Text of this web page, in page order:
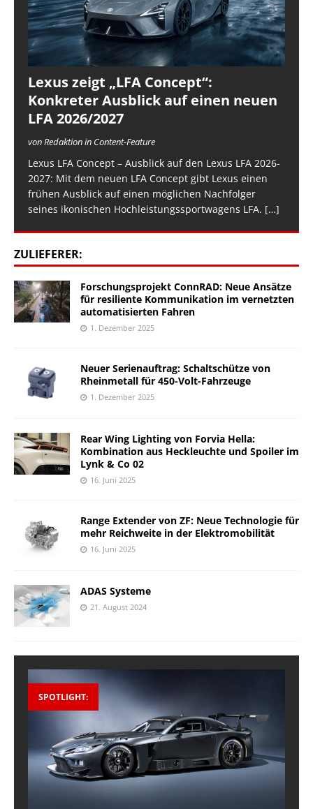
Lexus zeigt „LFA Concept“:
Konkreter Ausblick auf einen neuen
LFA 2026/2027
von Redaktion in Content-Feature
Lexus LFA Concept – Ausblick auf den Lexus LFA 2026-
2027: Mit dem neuen LFA Concept gibt Lexus einen
frühen Ausblick auf einen möglichen Nachfolger
seines ikonischen Hochleistungssportwagens LFA. […]
ZULIEFERER:
Forschungsprojekt ConnRAD: Neue Ansätze
für resiliente Kommunikation im vernetzten
automatisierten Fahren
1. Dezember 2025
Neuer Serienauftrag: Schaltschütze von
Rheinmetall für 450-Volt-Fahrzeuge
1. Dezember 2025
Rear Wing Lighting von Forvia Hella:
Kombination aus Heckleuchte und Spoiler im
Lynk & Co 02
16. Juni 2025
Range Extender von ZF: Neue Technologie für
mehr Reichweite in der Elektromobilität
16. Juni 2025
ADAS Systeme
21. August 2024
SPOTLIGHT: